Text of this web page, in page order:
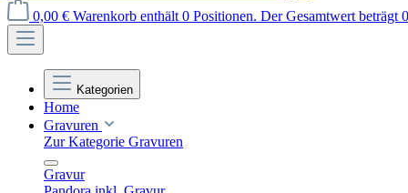
0,00 € Warenkorb enthält 0 Positionen. Der Gesamtwert beträgt
Kategorien
Home
Gravuren
Zur Kategorie Gravuren
Gravur